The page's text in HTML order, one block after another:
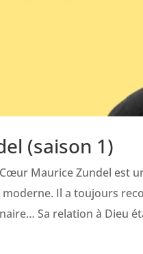
(saison 1)
Maurice Zundel est
Il a toujours
Sa relation à Dieu